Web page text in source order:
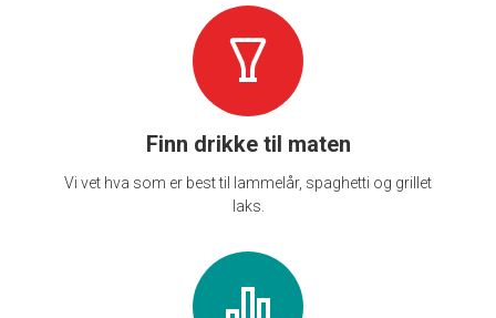
Finn drikke til maten
Vi vet hva som er best til lammelår, spaghetti og grillet
laks.